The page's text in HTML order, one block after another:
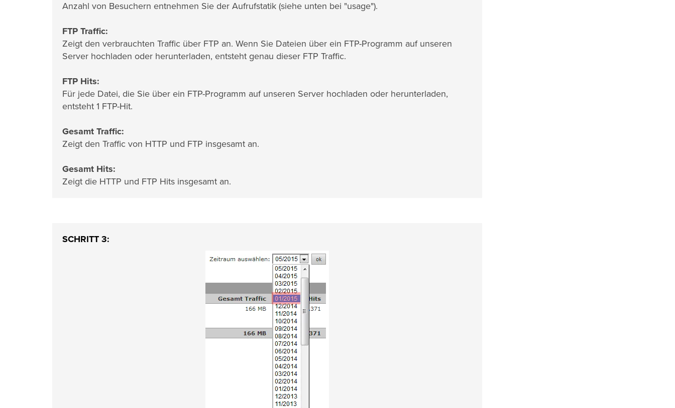
Anzahl von Besuchern entnehmen Sie der Aufrufstatik (siehe unten bei "usage").
FTP Traffic:
Zeigt den verbrauchten Traffic über FTP an. Wenn Sie Dateien über ein FTP-Programm auf unseren
Server hochladen oder herunterladen, entsteht genau dieser FTP Traffic.
FTP Hits:
Für jede Datei, die Sie über ein FTP-Programm auf unseren Server hochladen oder herunterladen,
entsteht 1 FTP-Hit.
Gesamt Traffic:
Zeigt den Traffic von HTTP und FTP insgesamt an.
Gesamt Hits:
Zeigt die HTTP und FTP Hits insgesamt an.
SCHRITT 3: